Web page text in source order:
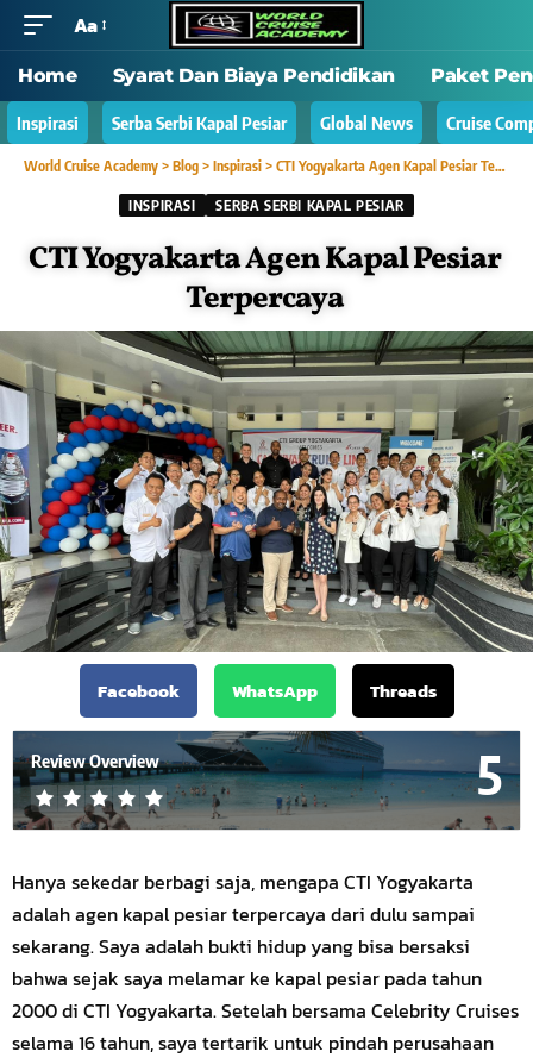
Aa
Home Syarat Dan Biaya Pendidikan Paket
Inspirasi Serba Serbi Kapal Pesiar Global News Cruise
World Cruise Academy > Blog > Inspirasi > CTI Yogyakarta Agen Kapal Pesiar Terpercaya
INSPIRASI SERBA SERBI KAPAL PESIAR
CTI Yogyakarta Agen Kapal Pesiar
Terpercaya
Facebook WhatsApp Threads
5
Review Overview
Hanya sekedar berbagi saja, mengapa CTI Yogyakarta
adalahagen kapal pesiarterpercaya dari dulu sampai
sekarang. Saya adalah bukti hidup yang bisa bersaksi
bahwa sejak saya melamar ke kapal pesiar pada tahun
2000 di CTI Yogyakarta. Setelah bersama Celebrity Cruises
selama 16 tahun, saya tertarik untuk pindah perusahaan